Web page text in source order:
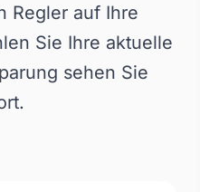
Regler auf Ihre
Sie Ihre aktuelle
sehen Sie